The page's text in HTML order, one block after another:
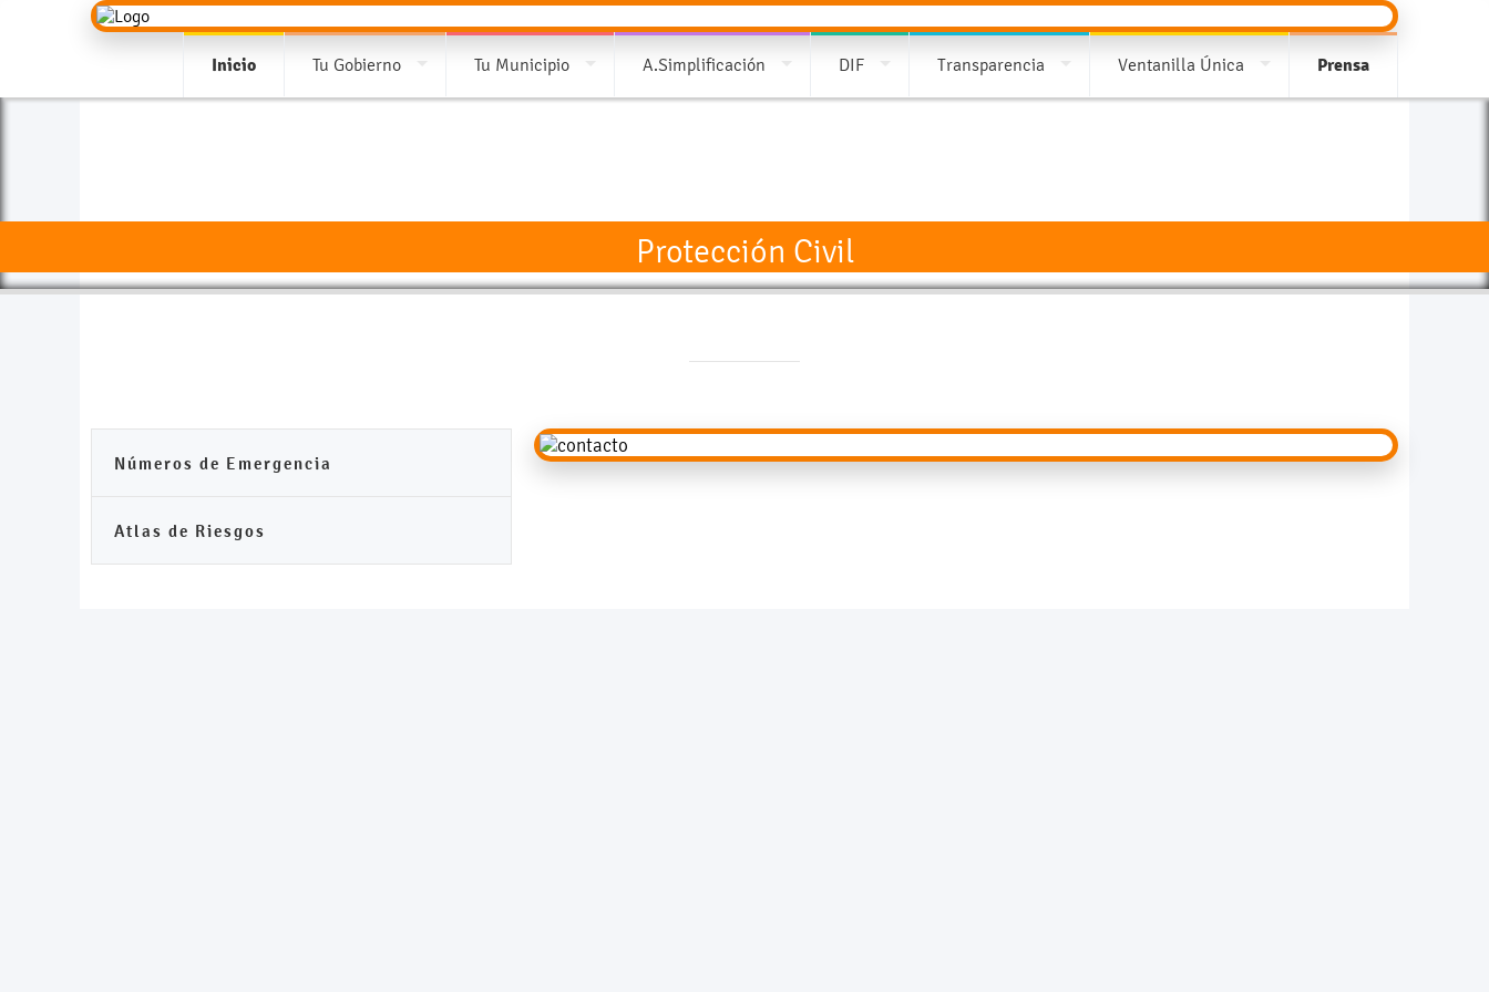
Inicio Tu Gobierno Tu Municipio A.Simplificación DIF Transparencia Ventanilla Única Prensa
Protección Civil
Números de Emergencia
Atlas de Riesgos